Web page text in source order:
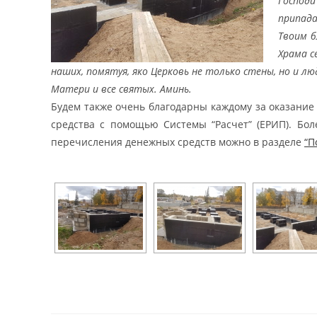
Твоим
Храма
наших, помятуя, яко Церковь не только стены, но и
Матери и все святых. Аминь.
Будем также очень благодарны каждому за
средства с помощью Системы “Расчет” (ЕРИП).
перечисления денежных средств можно в разделе